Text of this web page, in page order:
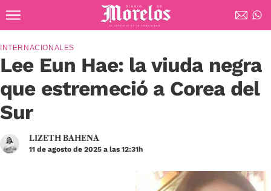
Diario de Morelos
Lee Eun Hae: la viuda negra
que estremeció a Corea del
Sur
INTERNACIONALES
LIZETH BAHENA
11 de agosto de 2025 a las 12:31h